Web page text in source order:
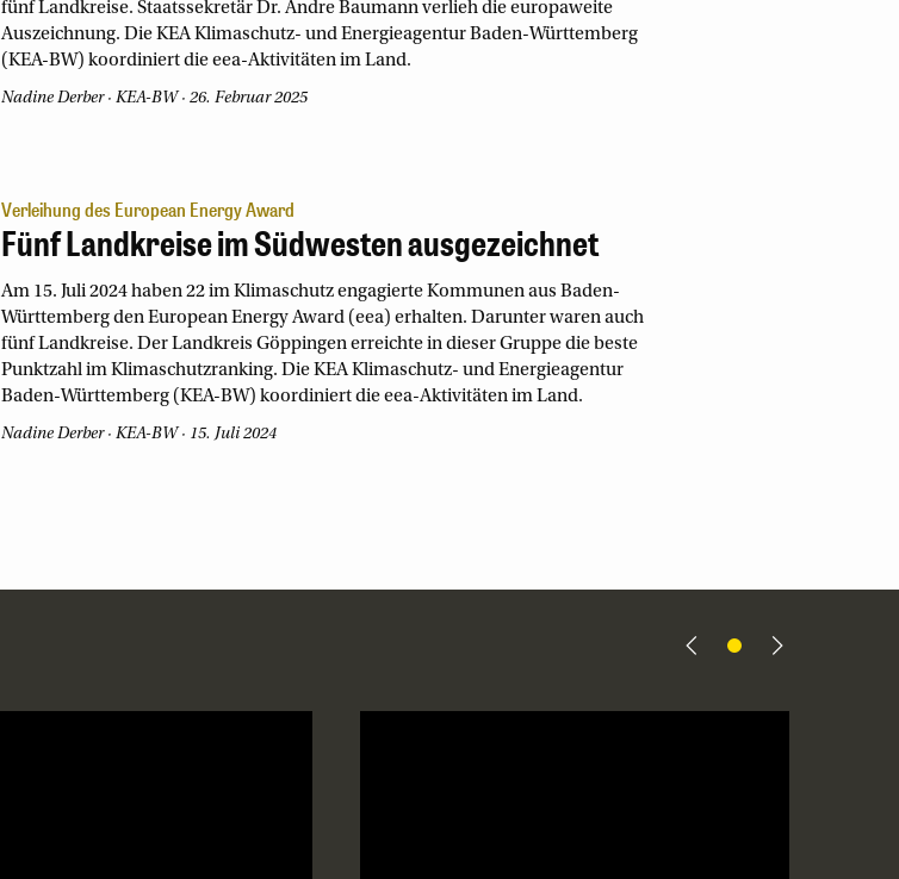
fünf Landkreise. Staatssekretär Dr. Andre Baumann verlieh die europaweite
Auszeichnung. Die KEA Klimaschutz- und Energieagentur Baden-Württemberg
(KEA-BW) koordiniert die eea-Aktivitäten im Land.
Nadine Derber KEA-BW 26. Februar 2025
Verleihung des European Energy Award
Fünf Landkreise im Südwesten ausgezeichnet
Am 15. Juli 2024 haben 22 im Klimaschutz engagierte Kommunen aus Baden-
Württemberg den European Energy Award (eea) erhalten. Darunter waren auch
fünf Landkreise. Der Landkreis Göppingen erreichte in dieser Gruppe die beste
Punktzahl im Klimaschutzranking. Die KEA Klimaschutz- und Energieagentur
Baden-Württemberg (KEA-BW) koordiniert die eea-Aktivitäten im Land.
Nadine Derber KEA-BW 15. Juli 2024